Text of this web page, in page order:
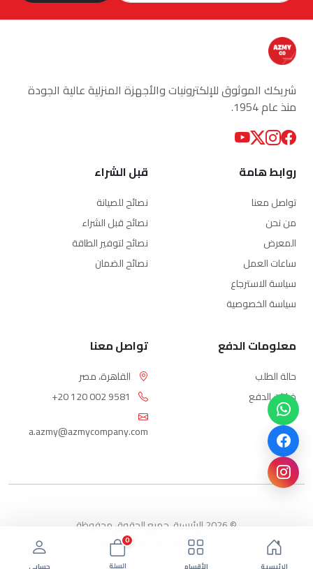
شريكك الموثوق للإلكترونيات والأجهزة المنزلية عالية الجودة
منذ عام 1954.
روابط هامة
تواصل معنا
من نحن
المعرض
ساعات العمل
سياسة الاسترجاع
سياسة الخصوصية
قبل الشراء
نصائح للصيانة
نصائح قبل الشراء
نصائح لتوفير الطاقة
نصائح الضمان
معلومات الدفع
حالة الطلب
خيارات الدفع
تواصل معنا
القاهرة، مصر
+20 120 002 9581
a.azmy@azmycompany.com
© 2026 الرئيسية. جميع الحقوق محفوظة
بواسطة ebda3-eg.com
الرئيسية الأقسام
0
السلة
حسابي